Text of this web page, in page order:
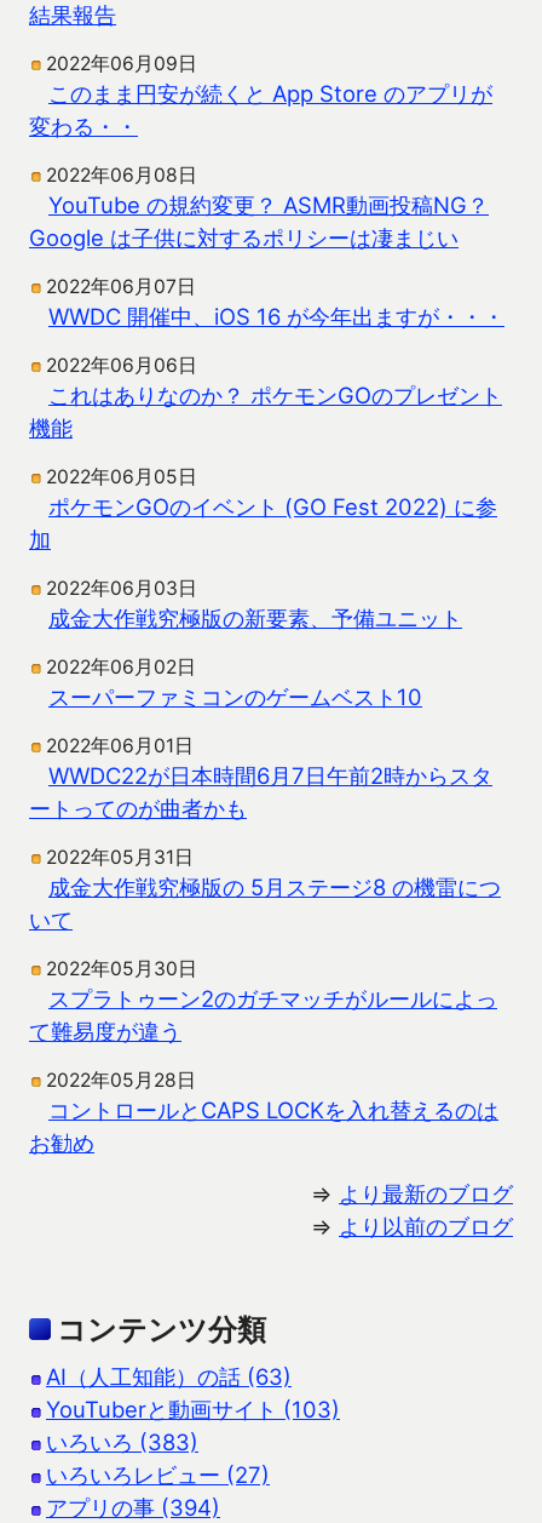
結果報告
2022年06月09日
このまま円安が続くと App Store のアプリが
変わる・・
2022年06月08日
YouTube の規約変更？ ASMR動画投稿NG？
Google は子供に対するポリシーは凄まじい
2022年06月07日
WWDC 開催中、iOS 16 が今年出ますが・・・
2022年06月06日
これはありなのか？ ポケモンGOのプレゼント
機能
2022年06月05日
ポケモンGOのイベント (GO Fest 2022) に参
加
2022年06月03日
成金大作戦究極版の新要素、予備ユニット
2022年06月02日
スーパーファミコンのゲームベスト10
2022年06月01日
WWDC22が日本時間6月7日午前2時からスタ
ートってのが曲者かも
2022年05月31日
成金大作戦究極版の 5月ステージ8 の機雷につ
いて
2022年05月30日
スプラトゥーン2のガチマッチがルールによっ
て難易度が違う
2022年05月28日
コントロールとCAPS LOCKを入れ替えるのは
お勧め
⇒ より最新のブログ
⇒ より以前のブログ
コンテンツ分類
AI（人工知能）の話 (63)
YouTuberと動画サイト (103)
いろいろ (383)
いろいろレビュー (27)
アプリの事 (394)